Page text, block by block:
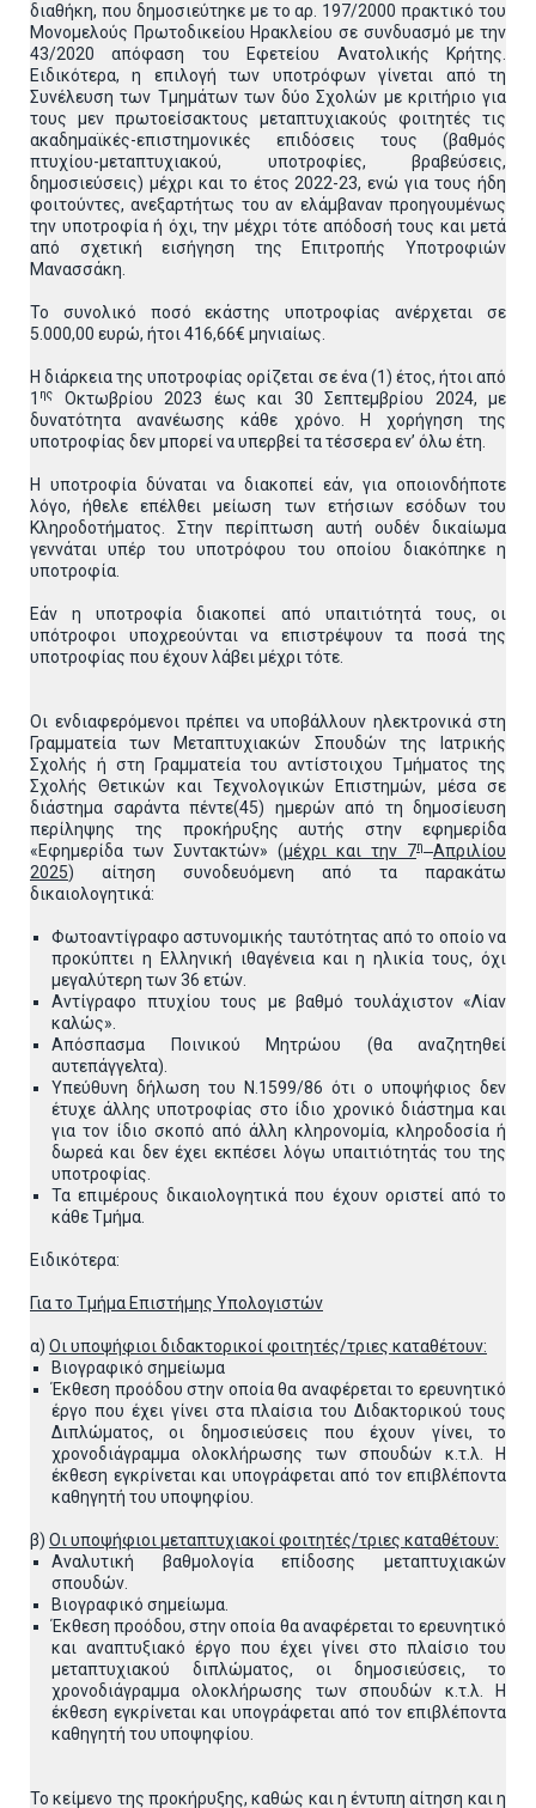
διαθήκη, που δημοσιεύτηκε με το αρ. 197/2000 πρακτικό του
Μονομελούς Πρωτοδικείου Ηρακλείου σε συνδυασμό με την
43/2020 απόφαση του Εφετείου Ανατολικής Κρήτης.
Ειδικότερα, η επιλογή των υποτρόφων γίνεται από τη
Συνέλευση των Τμημάτων των δύο Σχολών με κριτήριο για
τους μεν πρωτοείσακτους μεταπτυχιακούς φοιτητές τις
ακαδημαϊκές-επιστημονικές επιδόσεις τους (βαθμός
πτυχίου-μεταπτυχιακού, υποτροφίες, βραβεύσεις,
δημοσιεύσεις) μέχρι και το έτος 2022-23, ενώ για τους ήδη
φοιτούντες, ανεξαρτήτως του αν ελάμβαναν προηγουμένως
την υποτροφία ή όχι, την μέχρι τότε απόδοσή τους και μετά
από σχετική εισήγηση της Επιτροπής Υποτροφιών
Μανασσάκη.
Το συνολικό ποσό εκάστης υποτροφίας ανέρχεται σε
5.000,00 ευρώ, ήτοι 416,66€ μηνιαίως.
Η διάρκεια της υποτροφίας ορίζεται σε ένα (1) έτος, ήτοι από
1 ης
Οκτωβρίου 2023 έως και 30 Σεπτεμβρίου 2024, με
δυνατότητα ανανέωσης κάθε χρόνο. Η χορήγηση της
υποτροφίας δεν μπορεί να υπερβεί τα τέσσερα εν’ όλω έτη.
Η υποτροφία δύναται να διακοπεί εάν, για οποιονδήποτε
λόγο, ήθελε επέλθει μείωση των ετήσιων εσόδων του
Κληροδοτήματος. Στην περίπτωση αυτή ουδέν δικαίωμα
γεννάται υπέρ του υποτρόφου του οποίου διακόπηκε η
υποτροφία.
Εάν η υποτροφία διακοπεί από υπαιτιότητά τους, οι
υπότροφοι υποχρεούνται να επιστρέψουν τα ποσά της
υποτροφίας που έχουν λάβει μέχρι τότε.
Οι ενδιαφερόμενοι πρέπει να υποβάλλουν ηλεκτρονικά στη
Γραμματεία των Μεταπτυχιακών Σπουδών της Ιατρικής
Σχολής ή στη Γραμματεία του αντίστοιχου Τμήματος της
Σχολής Θετικών και Τεχνολογικών Επιστημών, μέσα σε
διάστημα σαράντα πέντε(45) ημερών από τη δημοσίευση
περίληψης της προκήρυξης αυτής στην εφημερίδα
«Εφημερίδα των Συντακτών» (μέχρι και την 7η Απριλίου
2025) αίτηση συνοδευόμενη από τα παρακάτω
δικαιολογητικά:
Φωτοαντίγραφο αστυνομικής ταυτότητας από το οποίο να
προκύπτει η Ελληνική ιθαγένεια και η ηλικία τους, όχι
μεγαλύτερη των 36 ετών.
Αντίγραφο πτυχίου τους με βαθμό τουλάχιστον «Λίαν
καλώς».
Απόσπασμα Ποινικού Μητρώου (θα αναζητηθεί
αυτεπάγγελτα).
Υπεύθυνη δήλωση του Ν.1599/86 ότι ο υποψήφιος δεν
έτυχε άλλης υποτροφίας στο ίδιο χρονικό διάστημα και
για τον ίδιο σκοπό από άλλη κληρονομία, κληροδοσία ή
δωρεά και δεν έχει εκπέσει λόγω υπαιτιότητάς του της
υποτροφίας.
Τα επιμέρους δικαιολογητικά που έχουν οριστεί από το
κάθε Τμήμα.
Ειδικότερα:
Για το Τμήμα Επιστήμης Υπολογιστών
α) Οι υποψήφιοι διδακτορικοί φοιτητές/τριες καταθέτουν:
Βιογραφικό σημείωμα
Έκθεση προόδου στην οποία θα αναφέρεται το ερευνητικό
έργο που έχει γίνει στα πλαίσια του Διδακτορικού τους
Διπλώματος, οι δημοσιεύσεις που έχουν γίνει, το
χρονοδιάγραμμα ολοκλήρωσης των σπουδών κ.τ.λ. Η
έκθεση εγκρίνεται και υπογράφεται από τον επιβλέποντα
καθηγητή του υποψηφίου.
β) Οι υποψήφιοι μεταπτυχιακοί φοιτητές/τριες καταθέτουν:
Αναλυτική βαθμολογία επίδοσης μεταπτυχιακών
σπουδών.
Βιογραφικό σημείωμα.
Έκθεση προόδου, στην οποία θα αναφέρεται το ερευνητικό
και αναπτυξιακό έργο που έχει γίνει στο πλαίσιο του
μεταπτυχιακού διπλώματος, οι δημοσιεύσεις, το
χρονοδιάγραμμα ολοκλήρωσης των σπουδών κ.τ.λ. Η
έκθεση εγκρίνεται και υπογράφεται από τον επιβλέποντα
καθηγητή του υποψηφίου.
Το κείμενο της προκήρυξης, καθώς και η έντυπη αίτηση και η